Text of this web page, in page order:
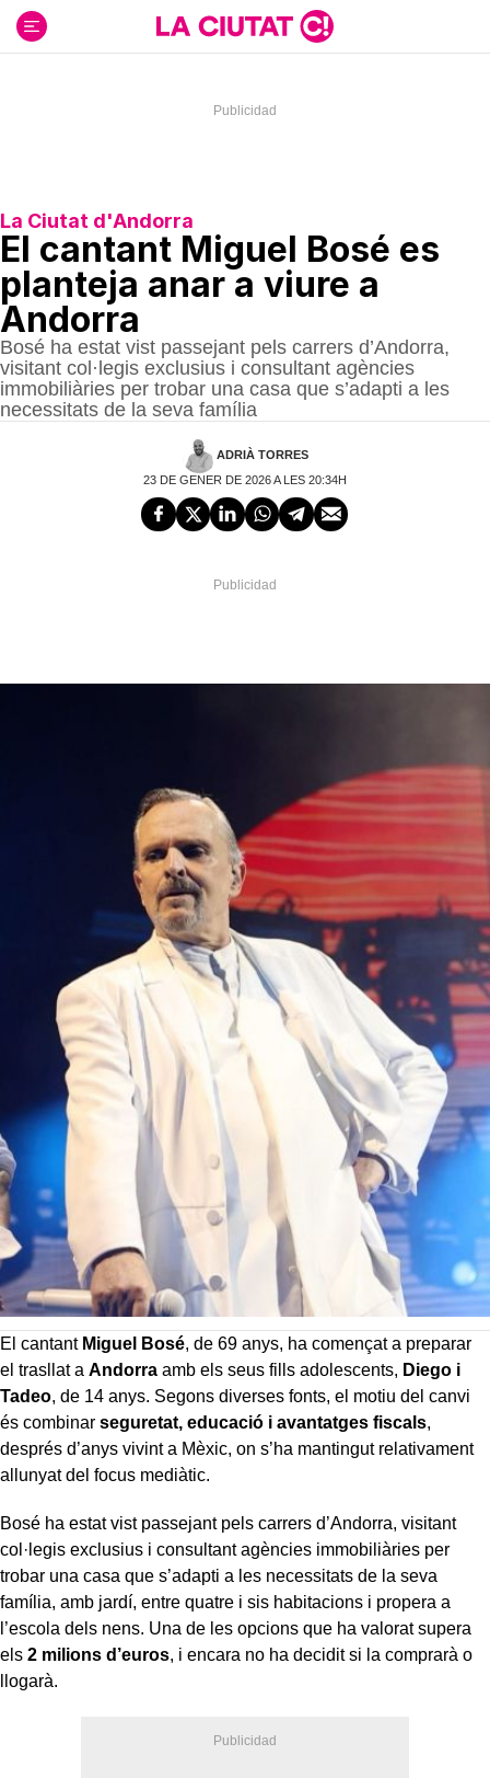
contenido
La Ciutat d'Andorra
El cantant Miguel Bosé es
planteja anar a viure a
Andorra
Bosé ha estat vist passejant pels carrers d’Andorra,
visitant col·legis exclusius i consultant agències
immobiliàries per trobar una casa que s’adapti a les
necessitats de la seva família
ADRIÀ TORRES
23 DE GENER DE 2026 A LES 20:34H
El cantant Miguel Bosé, de 69 anys, ha començat a preparar
el trasllat a Andorra amb els seus fills adolescents, Diego i
Tadeo, de 14 anys. Segons diverses fonts, el motiu del canvi
és combinar seguretat, educació i avantatges fiscals,
després d’anys vivint a Mèxic, on s’ha mantingut relativament
allunyat del focus mediàtic.
Bosé ha estat vist passejant pels carrers d’Andorra, visitant
col·legis exclusius i consultant agències immobiliàries per
trobar una casa que s’adapti a les necessitats de la seva
família, amb jardí, entre quatre i sis habitacions i propera a
l’escola dels nens. Una de les opcions que ha valorat supera
els 2 milions d’euros, i encara no ha decidit si la comprarà o
llogarà.